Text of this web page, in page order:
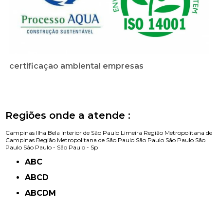
certificação ambiental empresas
Regiões onde a atende :
Campinas Ilha Bela Interior de São Paulo Limeira Região Metropolitana de
Campinas Região Metropolitana de São Paulo São Paulo São Paulo São
Paulo São Paulo - São Paulo - Sp
ABC
ABCD
ABCDM